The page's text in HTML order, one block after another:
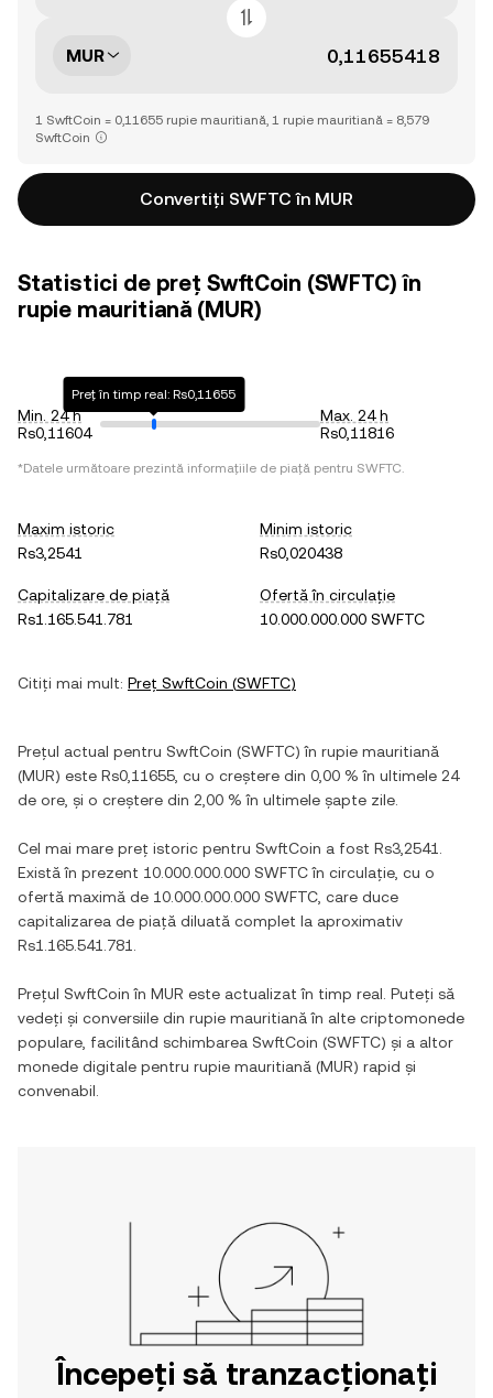
MUR
1 SwftCoin = 0,11655 rupie mauritiană, 1 rupie mauritiană = 8,579
SwftCoin
Convertiți SWFTC în MUR
Statistici de preț SwftCoin (SWFTC) în
rupie mauritiană (MUR)
Min. 24 h
Rs0,11604
Preț în timp real: Rs0,11655
Max. 24 h
Rs0,11816
*Datele următoare prezintă informațiile de piață pentru SWFTC.
Maxim istoric
Rs3,2541
Minim istoric
Rs0,020438
Capitalizare de piață
Rs1.165.541.781
Ofertă în circulație
10.000.000.000 SWFTC
Citiți mai mult: Preț SwftCoin (SWFTC)
Prețul actual pentru SwftCoin (SWFTC) în rupie mauritiană
(MUR) este Rs0,11655 , cu o creștere din 0,00 % în ultimele 24
de ore, și o creștere din 2,00 % în ultimele șapte zile.
Cel mai mare preț istoric pentru SwftCoin a fost Rs3,2541
Există în prezent 10.000.000.000 SWFTCîn circulație, cu o
ofertă maximă de 10.000.000.000 SWFTC , care duce
capitalizarea de piață diluată complet la aproximativ
Rs1.165.541.781
Prețul SwftCoin în MUR este actualizat în timp real. Puteți să
vedeți și conversiile din rupie mauritiană în alte criptomonede
populare, facilitând schimbarea SwftCoin (SWFTC) și a altor
monede digitale pentru rupie mauritiană (MUR) rapid și
convenabil.
Începeți să tranzacționați